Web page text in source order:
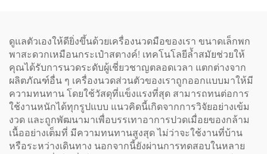
ดูแลตัวเองให้ดียิ่งขึ้นด้วยเครื่องนวดมือของเรา ขนาดเล็กพก
พาสะดวกเหมือนกระเป๋าสตางค์! เทคโนโลยีล้ำสมัยช่วยให้
คุณได้รับการนวดระดับผู้เชี่ยวชาญตลอดเวลา แตกต่างจาก
ผลิตภัณฑ์อื่น ๆ เครื่องนวดส่วนตัวของเราถูกออกแบบมาให้มี
ความทนทาน โดยใช้วัสดุที่แข็งแรงที่สุด สามารถทนต่อการ
ใช้งานหนักได้ทุกรูปแบบ แนวคิดนี้เกิดจากการวิจัยอย่างเข้ม
งวด และถูกพัฒนามาเพื่อบรรเทาอาการปวดเมื่อยของกล้าม
เนื้ออย่างเต็มที่ มีความทนทานสูงสุด ไม่ว่าจะใช้งานที่บ้าน
หรือระหว่างเดินทาง นอกจากนี้ยังผ่านการทดสอบในหลาย